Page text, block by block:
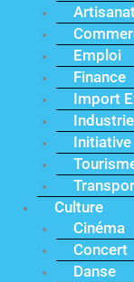
Emploi
Finance
Import
Industrie
Initiative
Culture
Cinéma
Concert
Danse